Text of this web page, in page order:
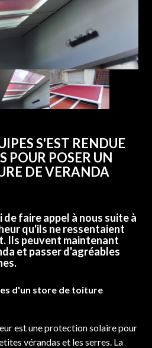
S'EST RENDUE
POUR POSER UN
DE VERANDA
faire appel à nous suite à
qu'ils ne ressentaient
Ils peuvent maintenant
et passer d'agréables
d'un store de toiture
est une protection solaire pour
vérandas et les serres. La